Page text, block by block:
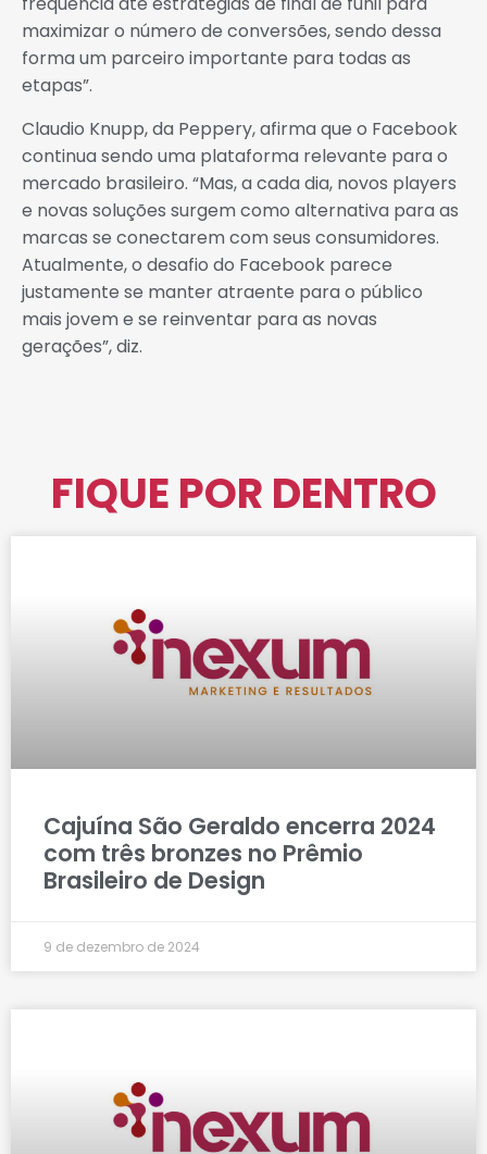
maximizar o número de conversões, sendo dessa
forma um parceiro importante para todas as
etapas”.
Claudio Knupp, da Peppery, afirma que o Facebook
continua sendo uma plataforma relevante para o
mercado brasileiro. “Mas, a cada dia, novos players
e novas soluções surgem como alternativa para as
marcas se conectarem com seus consumidores.
Atualmente, o desafio do Facebook parece
justamente se manter atraente para o público
mais jovem e se reinventar para as novas
gerações”, diz.
FIQUE POR DENTRO
Cajuína São Geraldo encerra 2024
com três bronzes no Prêmio
Brasileiro de Design
9 de dezembro de 2024